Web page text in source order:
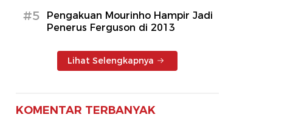
#5
Pengakuan Mourinho Hampir Jadi
Penerus Ferguson di 2013
Lihat Selengkapnya
KOMENTAR TERBANYAK